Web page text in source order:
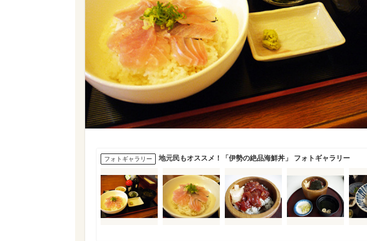
フォトギャラリー 地元民もオススメ！「伊勢の絶品海鮮丼」 フォトギャラリー